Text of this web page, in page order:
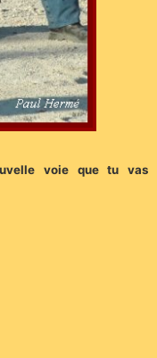
voie que tu vas